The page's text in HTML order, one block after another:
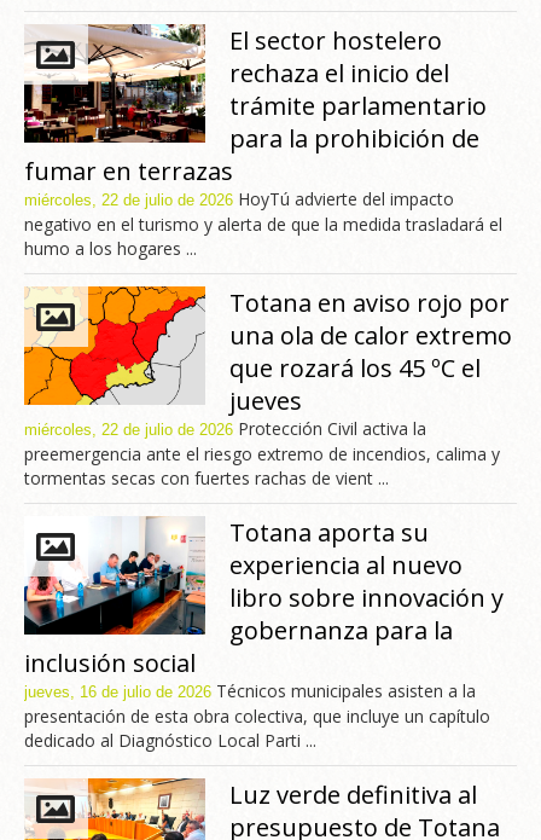
El sector hostelero
rechaza el inicio del
trámite parlamentario
para la prohibición de
fumar en terrazas
miércoles, 22 de julio de 2026 HoyTú advierte del impacto
negativo en el turismo y alerta de que la medida trasladará el
humo a los hogares ...
Totana en aviso rojo por
una ola de calor extremo
que rozará los 45 ºC el
jueves
miércoles, 22 de julio de 2026 Protección Civil activa la
preemergencia ante el riesgo extremo de incendios, calima y
tormentas secas con fuertes rachas de vient ...
Totana aporta su
experiencia al nuevo
libro sobre innovación y
gobernanza para la
inclusión social
jueves, 16 de julio de 2026 Técnicos municipales asisten a la
presentación de esta obra colectiva, que incluye un capítulo
dedicado al Diagnóstico Local Parti ...
Luz verde definitiva al
presupuesto de Totana